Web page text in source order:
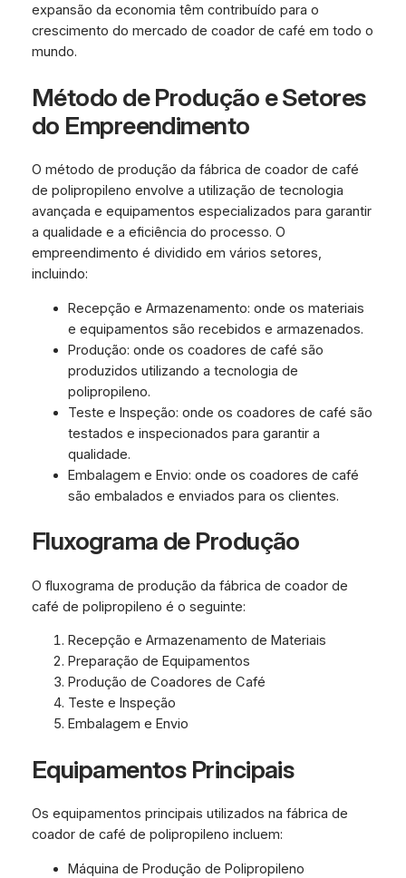
expansão da economia têm contribuído para o
crescimento do mercado de coador de café em todo o
mundo.
Método de Produção e Setores
do Empreendimento
O método de produção da fábrica de coador de café
de polipropileno envolve a utilização de tecnologia
avançada e equipamentos especializados para garantir
a qualidade e a eficiência do processo. O
empreendimento é dividido em vários setores,
incluindo:
Recepção e Armazenamento: onde os materiais
e equipamentos são recebidos e armazenados.
Produção: onde os coadores de café são
produzidos utilizando a tecnologia de
polipropileno.
Teste e Inspeção: onde os coadores de café são
testados e inspecionados para garantir a
qualidade.
Embalagem e Envio: onde os coadores de café
são embalados e enviados para os clientes.
Fluxograma de Produção
O fluxograma de produção da fábrica de coador de
café de polipropileno é o seguinte:
Recepção e Armazenamento de Materiais
Preparação de Equipamentos
Produção de Coadores de Café
Teste e Inspeção
Embalagem e Envio
Equipamentos Principais
Os equipamentos principais utilizados na fábrica de
coador de café de polipropileno incluem:
Máquina de Produção de Polipropileno